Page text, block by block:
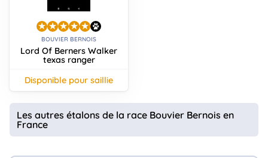
BOUVIER BERNOIS
Lord Of Berners Walker
texas ranger
disponible pour saillie
Les autres étalons de la race Bouvier Bernois en
France